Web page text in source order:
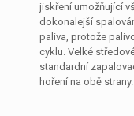
jiskření umožňující
dokonalejší
paliva, protože
cyklu. Velké
standardní
hoření na obě strany.